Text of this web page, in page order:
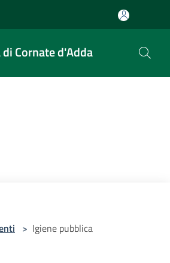
Cornate d'Adda
> Igiene pubblica